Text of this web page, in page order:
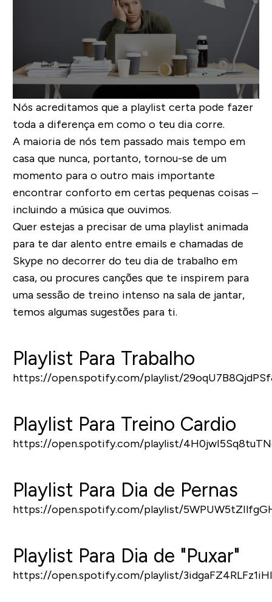
Nós acreditamos que a playlist certa pode fazer
toda a diferença em como o teu dia corre.
A maioria de nós tem passado mais tempo em
casa que nunca, portanto, tornou-se de um
momento para o outro mais importante
encontrar conforto em certas pequenas coisas –
incluindo a música que ouvimos.
Quer estejas a precisar de uma playlist animada
para te dar alento entre emails e chamadas de
Skype no decorrer do teu dia de trabalho em
casa, ou procures canções que te inspirem para
uma sessão de treino intenso na sala de jantar,
temos algumas sugestões para ti.
Playlist Para Trabalho
https://open.spotify.com/playlist/
Playlist Para Treino Cardio
https://open.spotify.com/playlist/
Playlist Para Dia de Pernas
https://open.spotify.com/playlist/
Playlist Para Dia de "Puxar"
https://open.spotify.com/playlist/